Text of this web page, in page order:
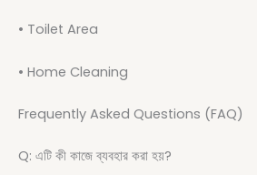
• Toilet Area
• Home Cleaning
Frequently Asked Questions (FAQ)
Q: এটি কী কাজে ব্যবহার করা হয়?